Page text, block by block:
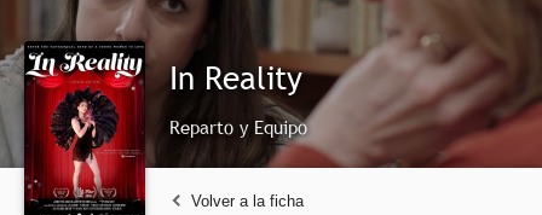
In Reality
Reparto y Equipo
Volver a la ficha